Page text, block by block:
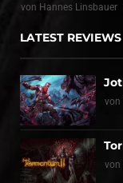
von Hannes Linsbauer
LATEST REVIEWS
von
von